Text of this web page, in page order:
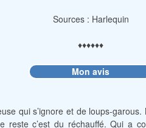
Sources : Harlequin
♦♦♦♦♦♦
Mon avis
qui s’ignore et de loups-
reste c’est du réchauffé. Qui a